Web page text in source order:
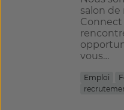
salon
Connect
vous…
Emploi